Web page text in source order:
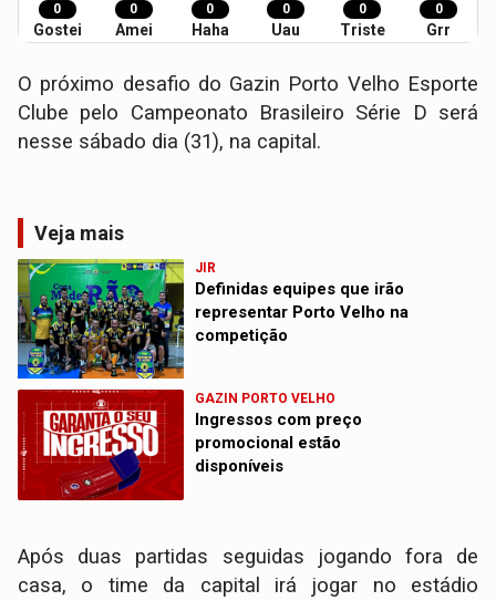
0
Gostei
0
Amei
0
Haha
0
Uau
0
Triste
0
Grr
O próximo desafio do Gazin Porto Velho Esporte
Clube pelo Campeonato Brasileiro Série D será
nesse sábado dia (31), na capital.
Veja mais
JIR
Definidas equipes que irão
representar Porto Velho na
competição
GAZIN PORTO VELHO
Ingressos com preço
promocional estão
disponíveis
Após duas partidas seguidas jogando fora de
casa, o time da capital irá jogar no estádio